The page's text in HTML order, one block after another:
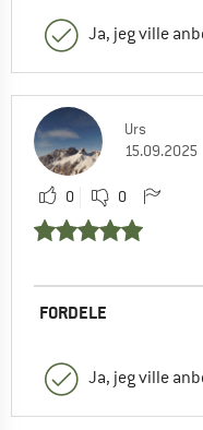
Ja, jeg ville
Urs
15.09.2025
0 0
FORDELE
Ja, jeg ville